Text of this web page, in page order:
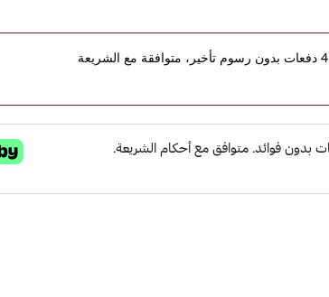
4دفعات بدون رسوم تأخير، متوافقة مع الشريعة